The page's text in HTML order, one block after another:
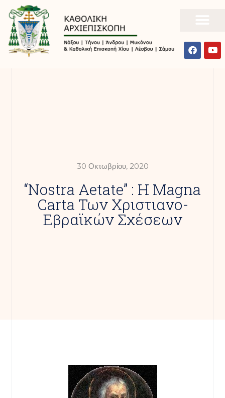
30 Οκτωβρίου, 2020
“Nostra Aetate” : Η Magna
Carta Των Χριστιανο-
Εβραϊκών Σχέσεων